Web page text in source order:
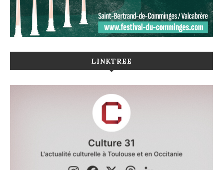
LINKTREE